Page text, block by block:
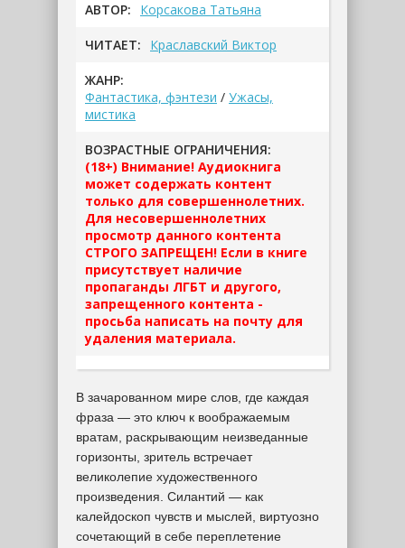
АВТОР: Корсакова Татьяна
ЧИТАЕТ: Краславский Виктор
ЖАНР:
Фантастика, фэнтези / Ужасы,
мистика
ВОЗРАСТНЫЕ ОГРАНИЧЕНИЯ:
(18+) Внимание! Аудиокнига
может содержать контент
только для совершеннолетних.
Для несовершеннолетних
просмотр данного контента
СТРОГО ЗАПРЕЩЕН! Если в книге
присутствует наличие
пропаганды ЛГБТ и другого,
запрещенного контента -
просьба написать на почту для
удаления материала.
В зачарованном мире слов, где каждая
фраза — это ключ к воображаемым
вратам, раскрывающим неизведанные
горизонты, зритель встречает
великолепие художественного
произведения. Силантий — как
калейдоскоп чувств и мыслей, виртуозно
сочетающий в себе переплетение